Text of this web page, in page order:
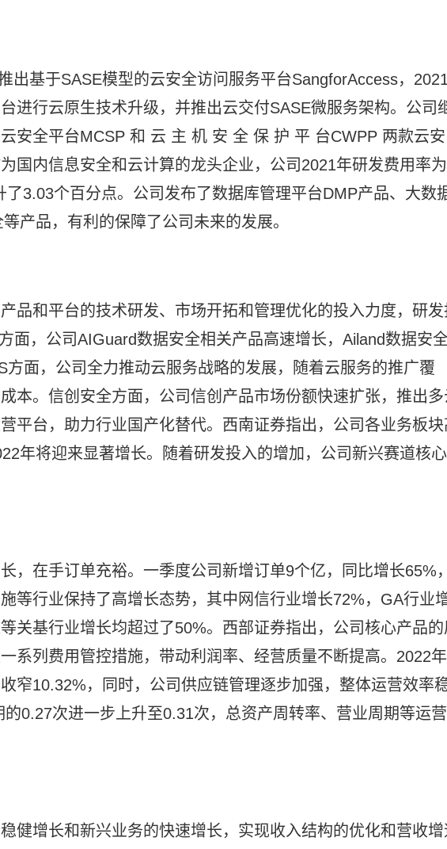
出基于SASE模型的云安全访问服务平台SangforAccess，2021
进行云原生技术升级，并推出云交付SASE微服务架构。公司
安全平台MCSP 和 云 主 机 安 全 保 护 平 台CWPP 两款云安
国内信息安全和云计算的龙头企业，公司2021年研发费用率为
3.03个百分点。公司发布了数据库管理平台DMP产品、大数
产品，有利的保障了公司未来的发展。
品和平台的技术研发、市场开拓和管理优化的投入力度，研发
面，公司AIGuard数据安全相关产品高速增长，Ailand数据安
方面，公司全力推动云服务战略的发展，随着云服务的推广覆
本。信创安全方面，公司信创产品市场份额快速扩张，推出多
平台，助力行业国产化替代。西南证券指出，公司各业务板块
年将迎来显著增长。随着研发投入的增加，公司新兴赛道核心
，在手订单充裕。一季度公司新增订单9个亿，同比增长65%，
等行业保持了高增长态势，其中网信行业增长72%，GA行业
关基行业增长均超过了50%。西部证券指出，公司核心产品的
系列费用管控措施，带动利润率、经营质量不断提高。2022年
窄10.32%，同时，公司供应链管理逐步加强，整体运营效率
0.27次进一步上升至0.31次，总资产周转率、营业周期等运营
健增长和新兴业务的快速增长，实现收入结构的优化和营收增